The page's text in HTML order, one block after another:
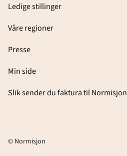
Ledige stillinger
Våre regioner
Presse
Min side
Slik sender du faktura til Normisjon
© Normisjon